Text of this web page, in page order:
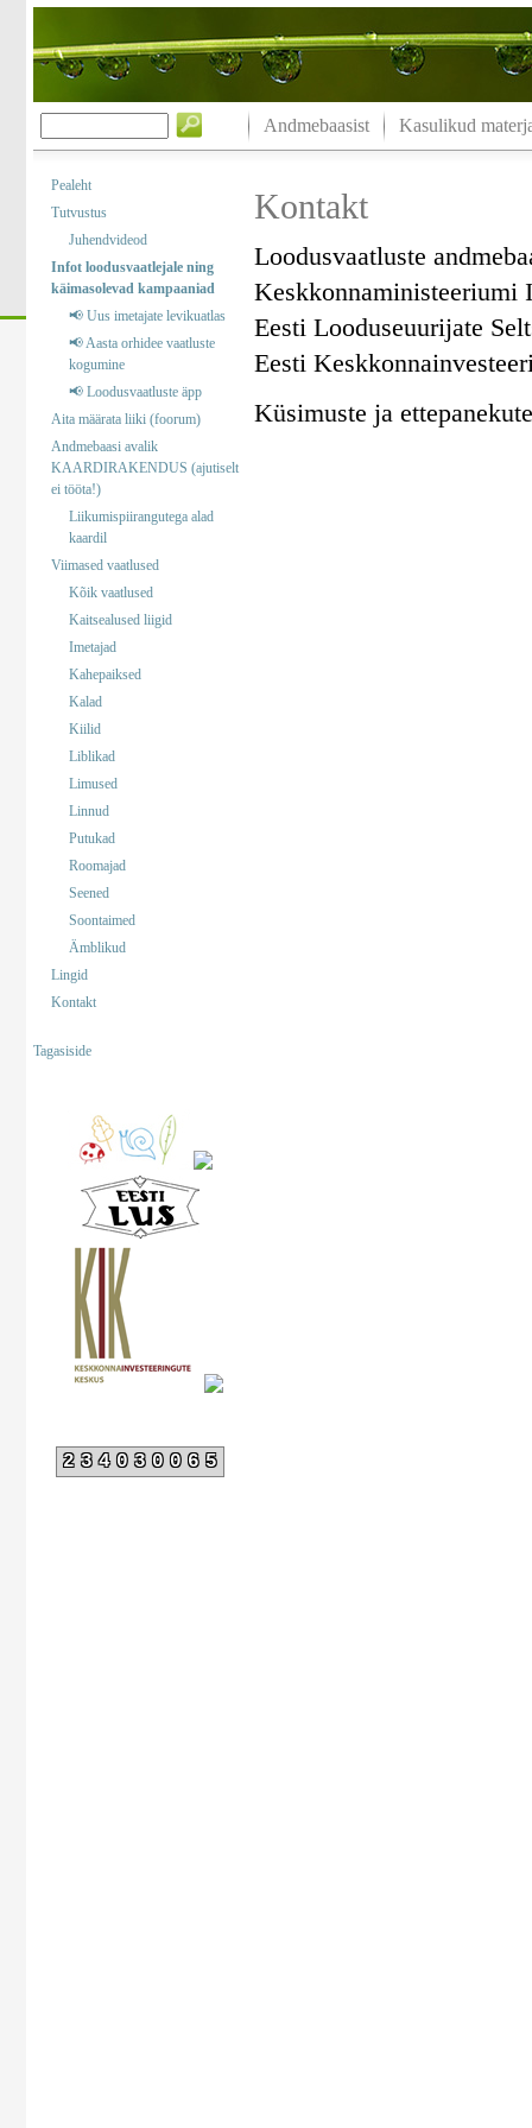
Andmebaasist Kasulikud
Pealeht
Tutvustus
Juhendvideod
Infot loodusvaatlejale ning
käimasolevad kampaaniad
📢 Uus imetajate levikuatlas
📢 Aasta orhidee vaatluste
kogumine
📢 Loodusvaatluste äpp
Aita määrata liiki (foorum)
Andmebaasi avalik
KAARDIRAKENDUS (ajutiselt
ei tööta!)
Liikumispiirangutega alad
kaardil
Viimased vaatlused
Kõik vaatlused
Kaitsealused liigid
Imetajad
Kahepaiksed
Kalad
Kiilid
Liblikad
Limused
Linnud
Putukad
Roomajad
Seened
Soontaimed
Ämblikud
Lingid
Kontakt
Tagasiside
234030065
Kontakt
Loodusvaatluste
Keskkonnaministeeriumi
Eesti Looduseuurijate
Eesti
Küsimuste ja